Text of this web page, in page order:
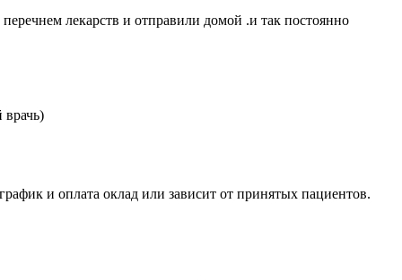
лекарств и отправили домой .и так постоянно
и оплата оклад или зависит от принятых пациентов.